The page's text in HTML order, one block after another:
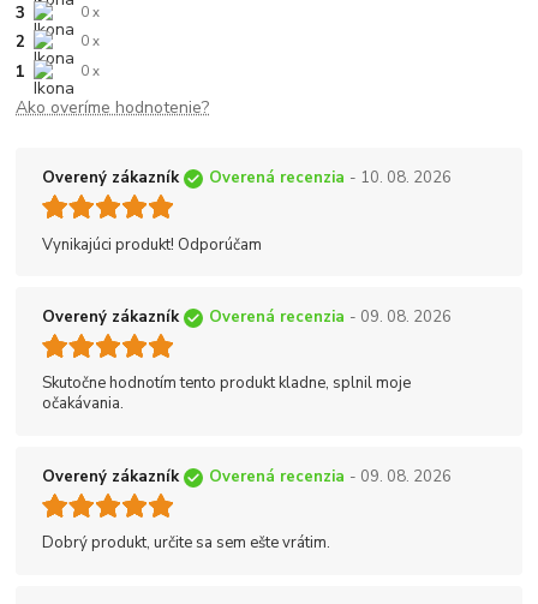
3 0 x
2 0 x
1 0 x
Ako overíme hodnotenie?
Overený zákazník Overená recenzia - 10. 08. 2026
Vynikajúci produkt! Odporúčam
Overený zákazník Overená recenzia - 09. 08. 2026
Skutočne hodnotím tento produkt kladne, splnil moje
očakávania.
Overený zákazník Overená recenzia - 09. 08. 2026
Dobrý produkt, určite sa sem ešte vrátim.